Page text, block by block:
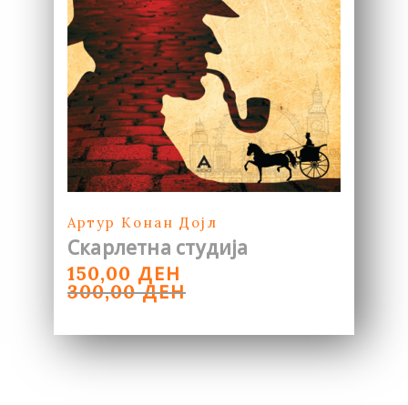
Артур Конан Дојл
Скарлетна студија
300,00ДЕН
ORIGINAL
PRICE
WAS:
150,00 ДЕН
CURRENT
PRICE